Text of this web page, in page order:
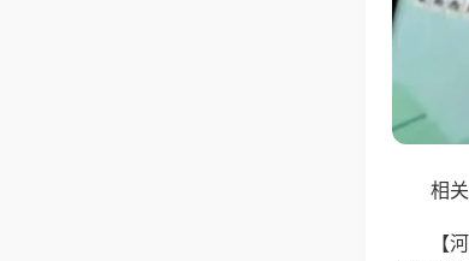
相
【